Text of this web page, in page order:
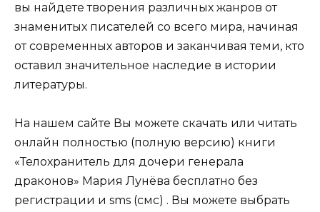
вы найдете творения различных жанров от
знаменитых писателей со всего мира, начиная
от современных авторов и заканчивая теми, кто
оставил значительное наследие в истории
литературы.
На нашем сайте Вы можете скачать или читать
онлайн полностью (полную версию) книги
«Телохранитель для дочери генерала
драконов» Мария Лунёва бесплатно без
регистрации и sms (смс) . Вы можете выбрать